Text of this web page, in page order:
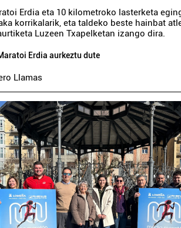
Erdia eta 10 kilometroko lasterketa
korrikalarik, eta taldeko beste hainbat
Luzeen Txapelketan izango dira.
Erdia aurkeztu dute
Llamas